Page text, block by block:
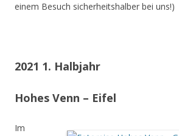
einem Besuch sicherheitshalber bei uns!)
2021 1. Halbjahr
Hohes Venn – Eifel
Im